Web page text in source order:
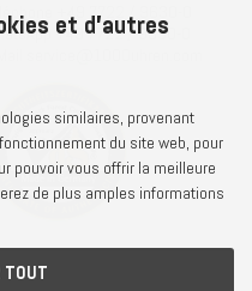
+49 7722 / 9630-0
+49 7722 / 9630-0
et d'autres
similaires, provenant
du site web, pour
pouvoir vous offrir la meilleure
de plus amples informations
TOUT